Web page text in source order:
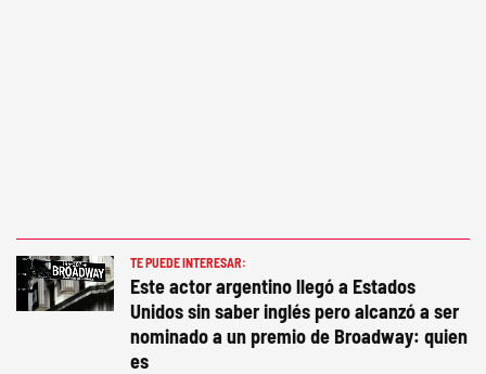
TE PUEDE INTERESAR:
Este actor argentino llegó a Estados
Unidos sin saber inglés pero alcanzó a ser
nominado a un premio de Broadway: quien
es